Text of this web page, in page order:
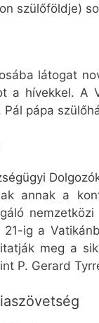
szülőföldje)
látogat
a hívekkel. A
pápa
annak a
ig a
meg a
P. Gerard